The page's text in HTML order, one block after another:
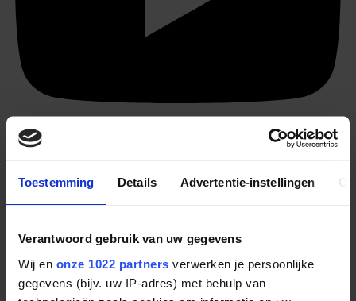
Toestemming Details Advertentie-instellingen
Verantwoord gebruik van uw gegevens
Wij en onze 1022 partners verwerken je persoonlijke
gegevens (bijv. uw IP-adres) met behulp van